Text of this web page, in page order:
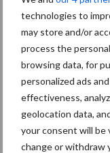
technologies to
may store and/or
process the
browsing data, for
personalized ads
effectiveness,
geolocation data,
your consent will be
change or withdraw
Caterpillar breidt
Komatsu HM460-6
Nieuwe compacte
Recente